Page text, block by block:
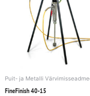
Puit- ja Metalli
FineFinish 40-15